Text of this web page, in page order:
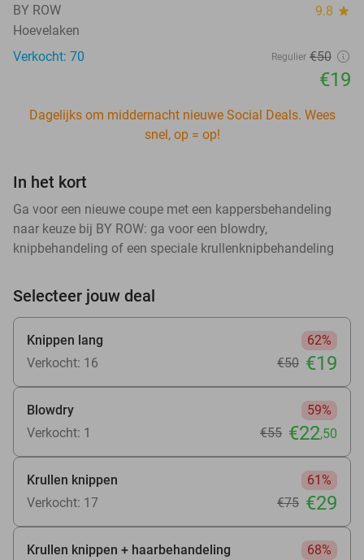
BY ROW 9.8 star
Hoevelaken
Verkocht: 70
Regulier €50
€19
Dagelijks om middernacht nieuwe Social Deals. Wees
snel, op = op!
In het kort
Ga voor een nieuwe coupe met een kappersbehandeling
naar keuze bij BY ROW: ga voor een blowdry,
knipbehandeling of een speciale krullenknipbehandeling
Selecteer jouw deal
Knippen lang
62%
Verkocht: 16
€50 €19
Blowdry
59%
Verkocht: 1
€55 €22,50
Krullen knippen
61%
Verkocht: 17
€75 €29
Krullen knippen + haarbehandeling
68%